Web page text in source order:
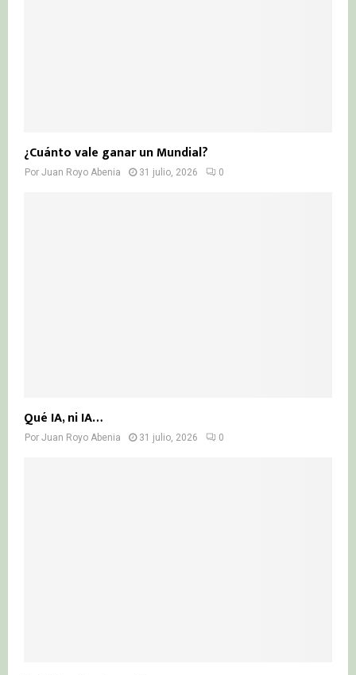
¿Cuánto vale ganar un Mundial?
Por Juan Royo Abenia 31 julio, 2026 0
Qué IA, ni IA…
Por Juan Royo Abenia 31 julio, 2026 0